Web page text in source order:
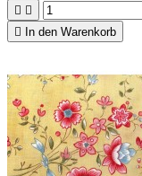
 

In den Warenkorb